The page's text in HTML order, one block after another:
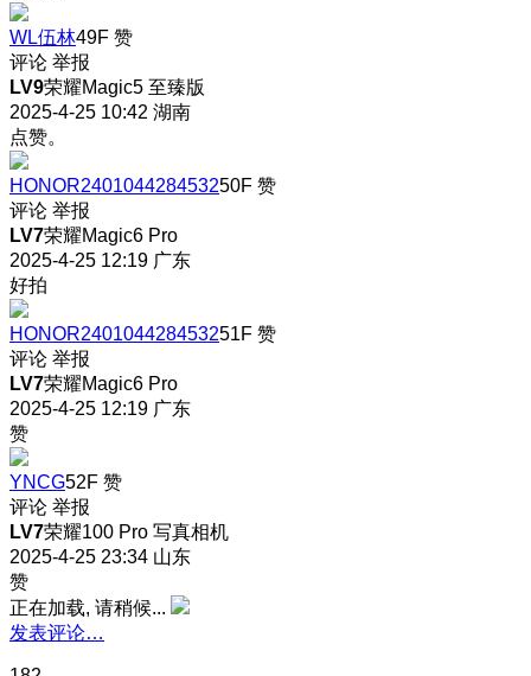
WL伍林49F 赞
评论 举报
LV9荣耀Magic5 至臻版
2025-4-25 10:42 湖南
点赞。
HONOR240104428453250F 赞
评论 举报
LV7荣耀Magic6 Pro
2025-4-25 12:19 广东
好拍
HONOR240104428453251F 赞
评论 举报
LV7荣耀Magic6 Pro
2025-4-25 12:19 广东
赞
YNCG52F 赞
评论 举报
LV7荣耀100 Pro 写真相机
2025-4-25 23:34 山东
赞
正在加载, 请稍候...
发表评论…